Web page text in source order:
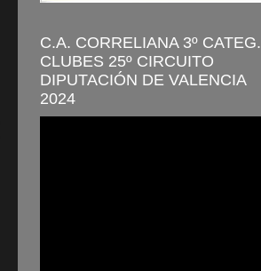
C.A. CORRELIANA 3º CATEG.
CLUBES 25º CIRCUITO
DIPUTACIÓN DE VALENCIA
2024